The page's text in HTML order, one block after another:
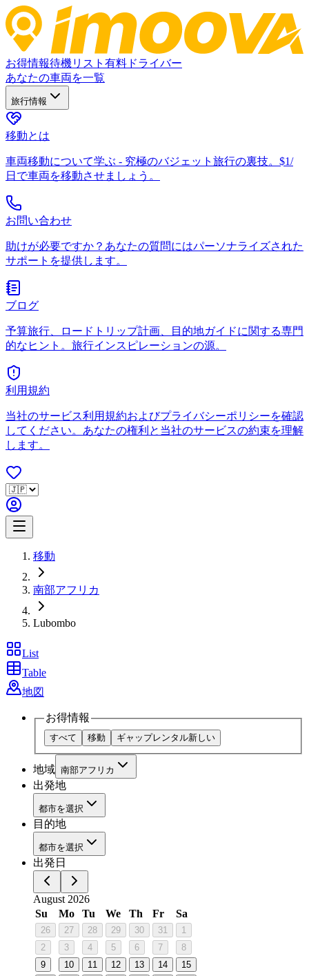
お得情報待機リスト 有料ドライバー
あなたの車両を一覧
旅行情報
移動とは
車両移動について学ぶ - 究極のバジェット旅行の裏技。$1/
日で車両を移動させましょう。
お問い合わせ
助けが必要ですか？あなたの質問にはパーソナライズされた
サポートを提供します。
ブログ
予算旅行、ロードトリップ計画、目的地ガイドに関する専門
的なヒント。旅行インスピレーションの源。
利用規約
当社のサービス利用規約およびプライバシーポリシーを確認
してください。あなたの権利と当社のサービスの約束を理解
します。
移動
南部アフリカ
Lubombo
List
Table
地図
お得情報
すべて 移動 ギャップレンタル新しい
地域 南部アフリカ
出発地
都市を選択
目的地
都市を選択
出発日
August 2026
Su
Mo Tu We Th Fr Sa
26 27 28 29 30 31
1
2
3 4 5 6 7
8
9
10 11 12 13 14
15